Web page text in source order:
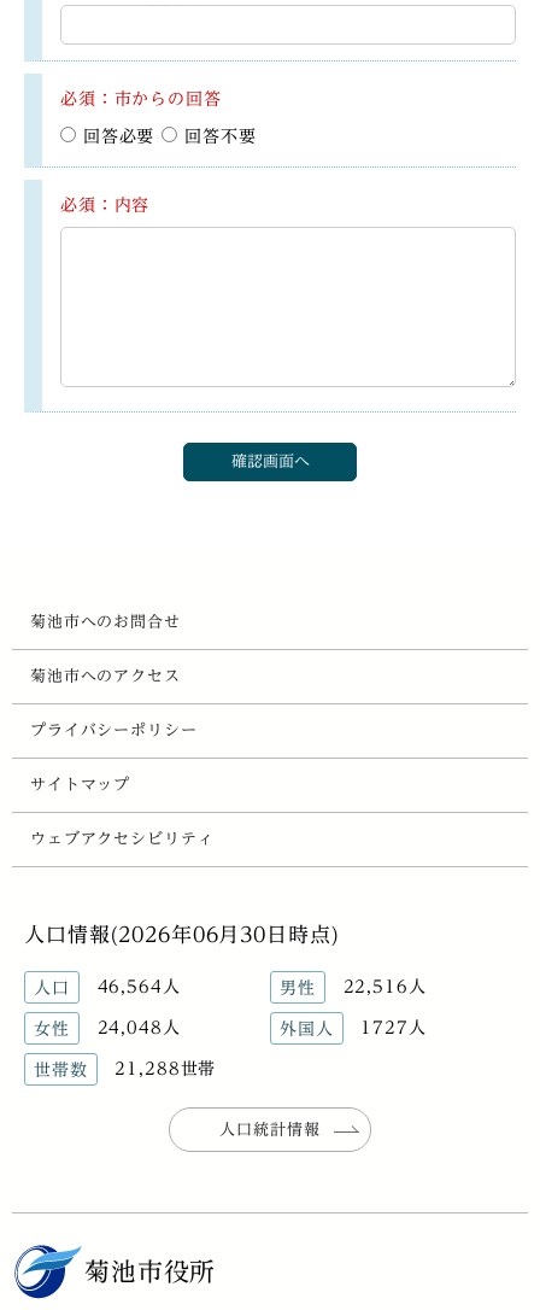
必須：市からの回答
回答必要 回答不要
必須：内容
菊池市へのお問合せ
菊池市へのアクセス
プライバシーポリシー
サイトマップ
ウェブアクセシビリティ
人口情報(2026年06月30日時点)
人口 46,564人 男性 22,516人
女性 24,048人 外国人 1727人
世帯数 21,288世帯
人口統計情報
菊池市役所